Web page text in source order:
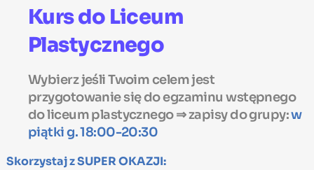
Kurs do Liceum
Plastycznego
Wybierz jeśli Twoim celem jest
przygotowanie się do egzaminu wstępnego
do liceum plastycznego ⇒ zapisy do grupy:w
piątki g. 18:00-20:30
Skorzystaj z SUPER OKAZJI: